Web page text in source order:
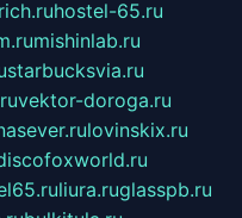
hostel-65.ru
mishinlab.ru
starbucksvia.ru
vektor-doroga.ru
lovinskix.ru
liura.ruglasspb.ru